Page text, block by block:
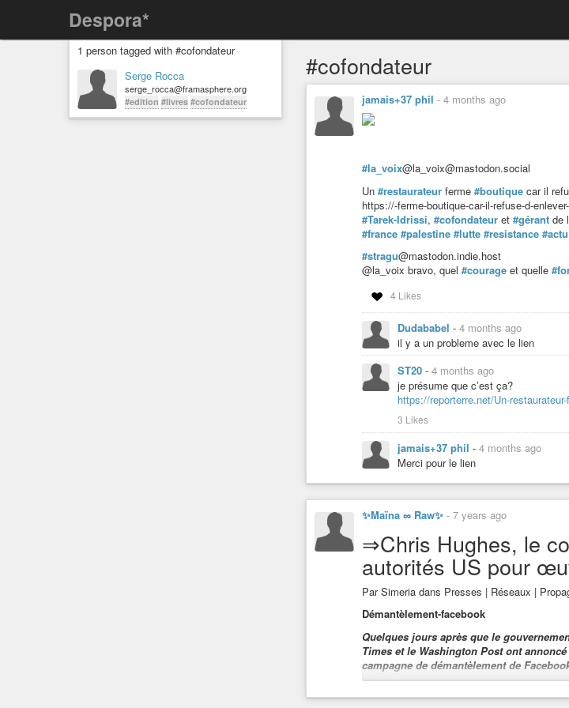
Despora*
1 person tagged with #cofondateur
Serge Rocca
serge_rocca@framasphere.org
#edition #livres #cofondateur
#cofondateur
jamais+37 phil - 4 months ago
#la_voix@la_voix@mastodon.social
Un #restaurateur ferme #boutique car il
https://-ferme-boutique-car-il-refuse-d-
#Tarek-Idrissi, #cofondateur et #gérant de
#france #palestine #lutte #resistance #actu
#stragu@mastodon.indie.host
@la_voix bravo, quel #courage et quelle
4 Likes
Dudababel - 4 months ago
il y a un probleme avec le lien
ST20 - 4 months ago
je présume que c’est ça?
https://reporterre.net/Un-
3 Likes
jamais+37 phil - 4 months ago
Merci pour le lien
✨Maïna ∞ Raw✨ - 7 years ago
⇒Chris Hughes, le
autorités US pour
Par Simeria dans Presses | Réseaux |
Démantèlement-facebook
Quelques jours après que le
Times et le Washington Post ont
campagne de démantèlement de